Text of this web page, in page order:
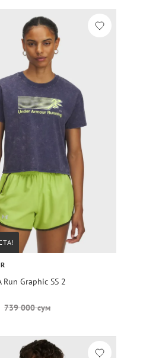
Run Graphic SS 2
739 000 сум